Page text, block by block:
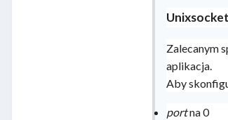
Unixsocket
Zalecanym
aplikacja.
Aby
portna 0